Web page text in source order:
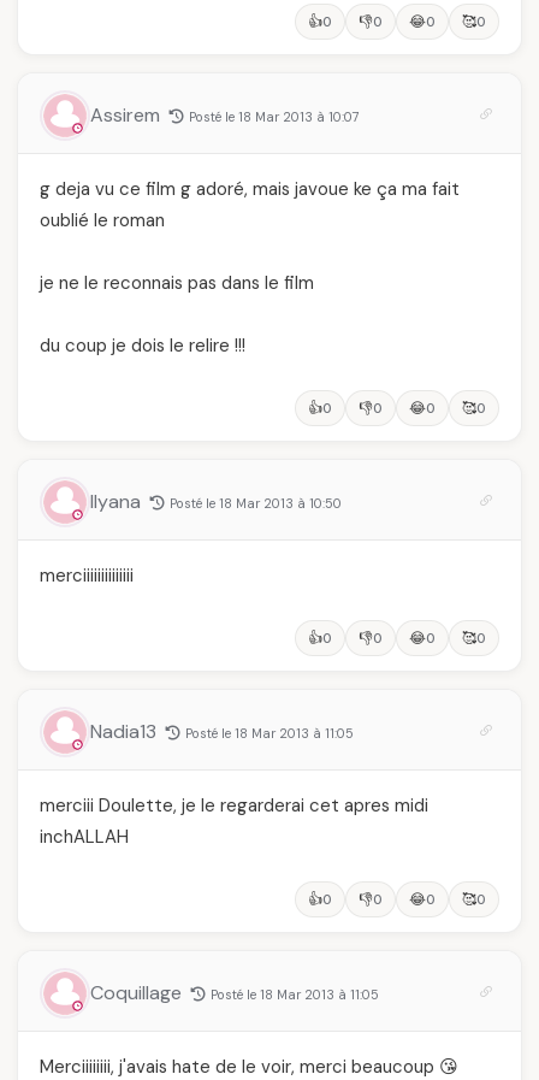
👍0 👎0 😂0 🥰0
Assirem Posté le 18 Mar 2013 à 10:07
g deja vu ce film g adoré, mais javoue ke ça ma fait
oublié le roman
je ne le reconnais pas dans le film
du coup je dois le relire !!!
👍0 👎0 😂0 🥰0
Ilyana Posté le 18 Mar 2013 à 10:50
merciiiiiiiiiiiiii
👍0 👎0 😂0 🥰0
Nadia13 Posté le 18 Mar 2013 à 11:05
merciii Doulette, je le regarderai cet apres midi
inchALLAH
👍0 👎0 😂0 🥰0
Coquillage Posté le 18 Mar 2013 à 11:05
Merciiiiiiii, j'avais hate de le voir, merci beaucoup 😘